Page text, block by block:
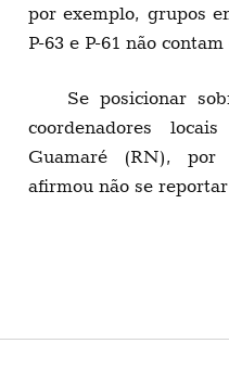
por exemplo, grupos
P-63 e P-61 não
Se posicionar
coordenadores
Guamaré (RN), por
afirmou não se